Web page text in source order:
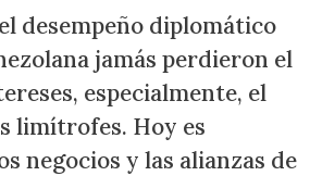
desempeño diplomático
jamás perdieron el
especialmente, el
limítrofes. Hoy es
negocios y las alianzas de